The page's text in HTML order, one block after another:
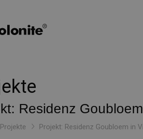
Residenz
Projekte Projekt: Residenz Goubloem in